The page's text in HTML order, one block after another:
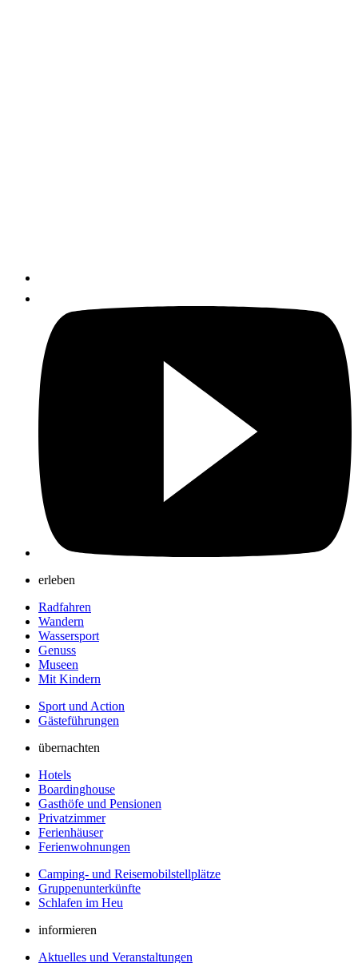
erleben
Radfahren
Wandern
Wassersport
Genuss
Museen
Mit Kindern
Sport und Action
Gästeführungen
übernachten
Hotels
Boardinghouse
Gasthöfe und Pensionen
Privatzimmer
Ferienhäuser
Ferienwohnungen
Camping- und Reisemobilstellplätze
Gruppenunterkünfte
Schlafen im Heu
informieren
Aktuelles und Veranstaltungen